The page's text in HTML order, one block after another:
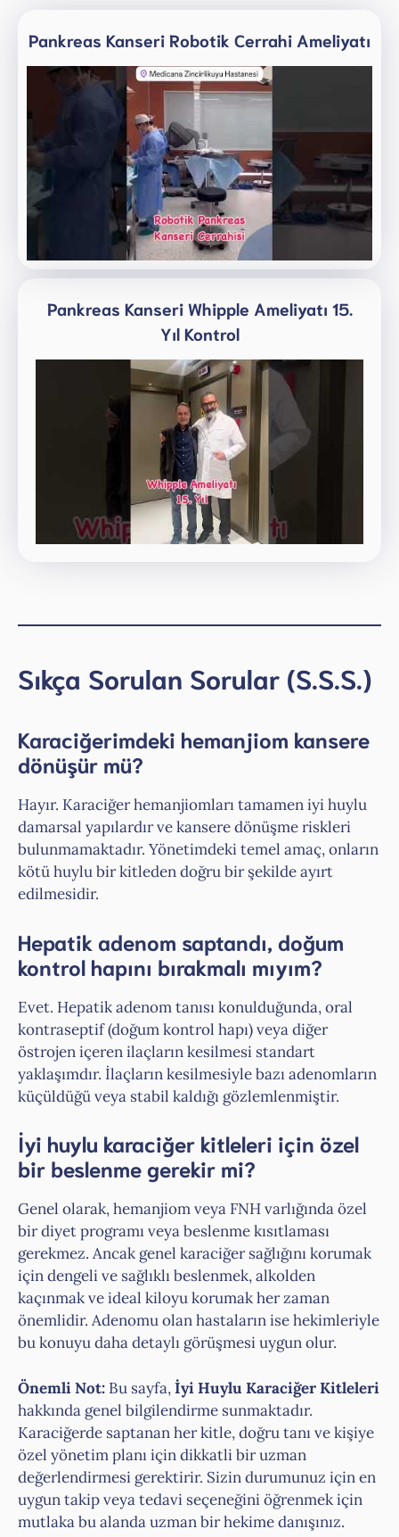
Pankreas Kanseri Robotik Cerrahi Ameliyatı
Pankreas Kanseri Whipple Ameliyatı 15.
Yıl Kontrol
Sıkça Sorulan Sorular (S.S.S.)
Karaciğerimdeki hemanjiom kansere
dönüşür mü?
Hayır. Karaciğer hemanjiomları tamamen iyi huylu
damarsal yapılardır ve kansere dönüşme riskleri
bulunmamaktadır. Yönetimdeki temel amaç, onların
kötü huylu bir kitleden doğru bir şekilde ayırt
edilmesidir.
Hepatik adenom saptandı, doğum
kontrol hapını bırakmalı mıyım?
Evet. Hepatik adenom tanısı konulduğunda, oral
kontraseptif (doğum kontrol hapı) veya diğer
östrojen içeren ilaçların kesilmesi standart
yaklaşımdır. İlaçların kesilmesiyle bazı adenomların
küçüldüğü veya stabil kaldığı gözlemlenmiştir.
İyi huylu karaciğer kitleleri için özel
bir beslenme gerekir mi?
Genel olarak, hemanjiom veya FNH varlığında özel
bir diyet programı veya beslenme kısıtlaması
gerekmez. Ancak genel karaciğer sağlığını korumak
için dengeli ve sağlıklı beslenmek, alkolden
kaçınmak ve ideal kiloyu korumak her zaman
önemlidir. Adenomu olan hastaların ise hekimleriyle
bu konuyu daha detaylı görüşmesi uygun olur.
Önemli Not: Bu sayfa,İyi Huylu Karaciğer Kitleleri
hakkında genel bilgilendirme sunmaktadır.
Karaciğerde saptanan her kitle, doğru tanı ve kişiye
özel yönetim planı için dikkatli bir uzman
değerlendirmesi gerektirir. Sizin durumunuz için en
uygun takip veya tedavi seçeneğini öğrenmek için
mutlaka bu alanda uzman bir hekime danışınız.